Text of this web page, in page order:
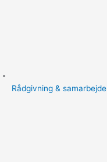
Rådgivning & samarbejde